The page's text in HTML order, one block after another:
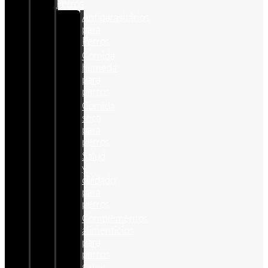
Perros
Antiparasitários
para
Perros
Comida
humeda
para
perros
Comida
seca
para
perros
Salud
y
cuidado
para
perros
Complementos
alimenticios
para
perros